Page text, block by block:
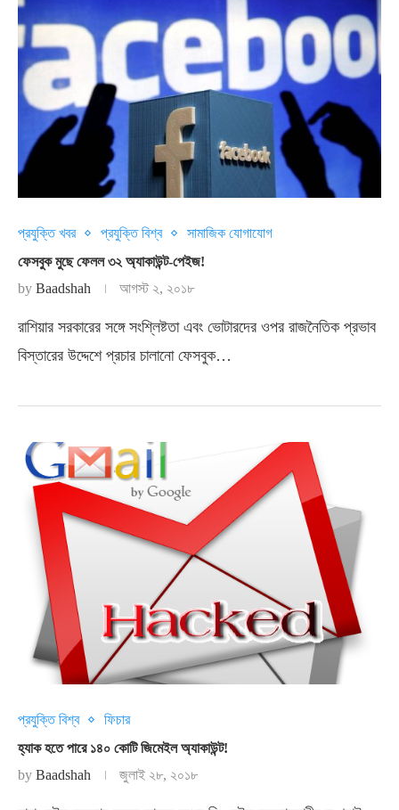
প্রযুক্তি খবর প্রযুক্তি বিশ্ব
সামাজিক যোগাযোগ
ফেসবুক মুছে ফেলল ৩২ অ্যাকাউন্ট-পেইজ!
by Baadshah আগস্ট ২, ২০১৮
রাশিয়ার সরকারের সঙ্গে সংশ্লিষ্টতা এবং ভোটারদের ওপর রাজনৈতিক প্রভাব
বিস্তারের উদ্দেশে প্রচার চালানো ফেসবুক…
প্রযুক্তি বিশ্ব
ফিচার
হ্যাক হতে পারে ১৪০ কোটি জিমেইল অ্যাকাউন্ট!
by Baadshah জুলাই ২৮, ২০১৮